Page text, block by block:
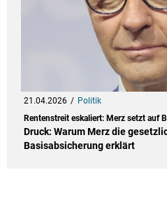
21.04.2026
Politik
Rentenstreit eskaliert: Merz setzt auf
Druck: Warum Merz die
Basisabsicherung erklärt